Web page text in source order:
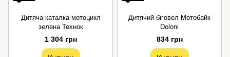
Дитяча каталка мотоцикл
зелена Технок
1 304 грн
Дитячий біговел Мотобайк
Doloni
834 грн